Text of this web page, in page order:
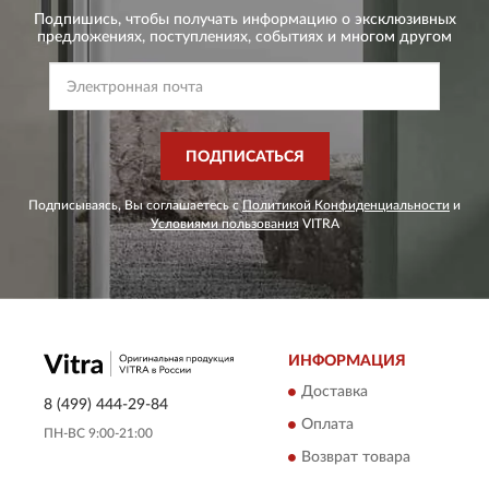
Подпишись, чтобы получать информацию о эксклюзивных
предложениях, поступлениях, событиях и многом другом
ПОДПИСАТЬСЯ
Подписываясь, Вы соглашаетесь сПолитикой Конфиденциальности и
Условиями пользованияVITRA
8 (499) 444-29-84
ПН-ВС 9:00-21:00
ИНФОРМАЦИЯ
Доставка
Оплата
Возврат товара